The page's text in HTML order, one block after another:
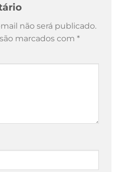
não será publicado.
marcados com *